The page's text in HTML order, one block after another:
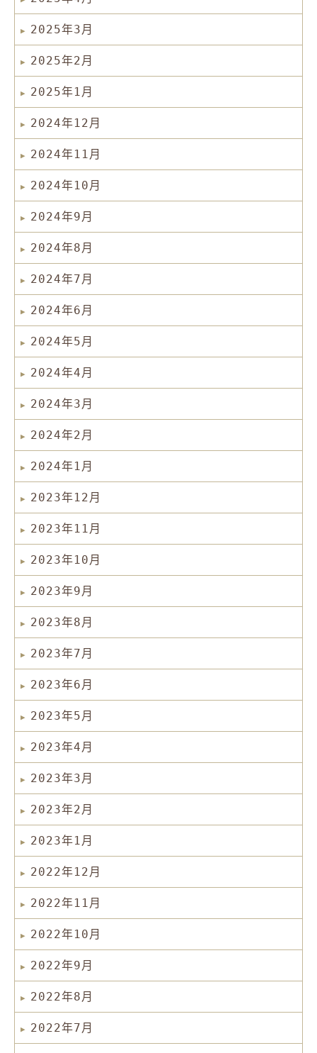
2025年3月
2025年2月
2025年1月
2024年12月
2024年11月
2024年10月
2024年9月
2024年8月
2024年7月
2024年6月
2024年5月
2024年4月
2024年3月
2024年2月
2024年1月
2023年12月
2023年11月
2023年10月
2023年9月
2023年8月
2023年7月
2023年6月
2023年5月
2023年4月
2023年3月
2023年2月
2023年1月
2022年12月
2022年11月
2022年10月
2022年9月
2022年8月
2022年7月